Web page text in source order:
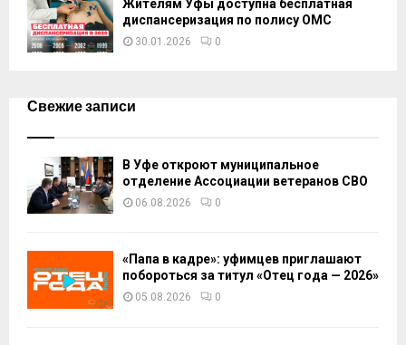
Жителям Уфы доступна бесплатная
диспансеризация по полису ОМС
30.01.2026 0
Свежие записи
В Уфе откроют муниципальное
отделение Ассоциации ветеранов СВО
06.08.2026 0
«Папа в кадре»: уфимцев приглашают
побороться за титул «Отец года — 2026»
05.08.2026 0